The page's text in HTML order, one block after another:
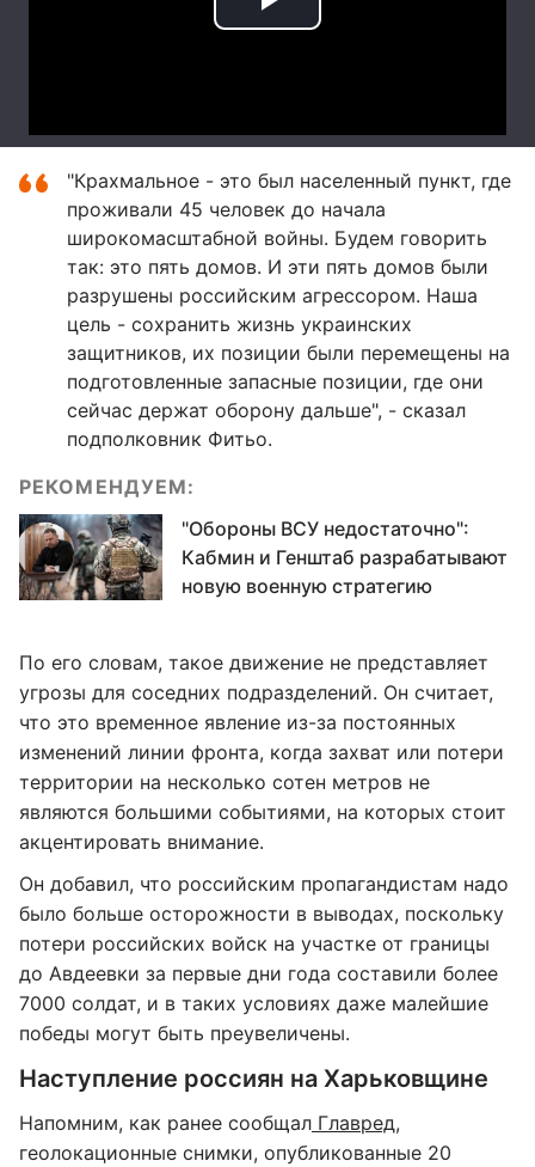
"Крахмальное - это был населенный пункт, где
проживали 45 человек до начала
широкомасштабной войны. Будем говорить
так: это пять домов. И эти пять домов были
разрушены российским агрессором. Наша
цель - сохранить жизнь украинских
защитников, их позиции были перемещены на
подготовленные запасные позиции, где они
сейчас держат оборону дальше", - сказал
подполковник Фитьо.
РЕКОМЕНДУЕМ:
"Обороны ВСУ недостаточно":
Кабмин и Генштаб разрабатывают
новую военную стратегию
По его словам, такое движение не представляет
угрозы для соседних подразделений. Он считает,
что это временное явление из-за постоянных
изменений линии фронта, когда захват или потери
территории на несколько сотен метров не
являются большими событиями, на которых стоит
акцентировать внимание.
Он добавил, что российским пропагандистам надо
было больше осторожности в выводах, поскольку
потери российских войск на участке от границы
до Авдеевки за первые дни года составили более
7000 солдат, и в таких условиях даже малейшие
победы могут быть преувеличены.
Наступление россиян на Харьковщине
Напомним, как ранее сообщал Главред,
геолокационные снимки, опубликованные 20